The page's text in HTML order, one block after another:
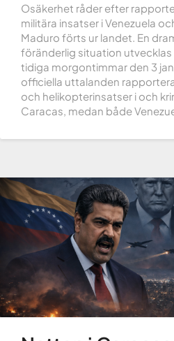
Osäkerhet råder efter
militära insatser i Venezuela
Maduro förts ur landet. En
föränderlig situation utvecklas
tidiga morgontimmar den 3
officiella uttalanden
och helikopterinsatser i och
Caracas, medan både